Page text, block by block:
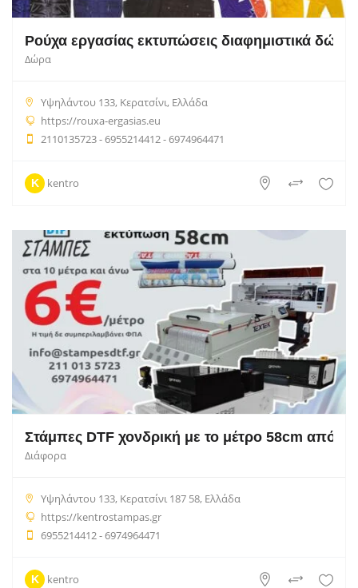
Ρούχα εργασίας εκτυπώσεις διαφημιστικά
Δώρα
Υψηλάντου 133, Κερατσίνι, Ελλάδα
https://rouxa-ergasias.eu
2110135723 - 6955214412 - 6974964471
K kentro
Στάμπες DTF χονδρική με το μέτρο 58cm από
Διάφορα
Υψηλάντου 133, Κερατσίνι 187 58, Ελλάδα
https://kentrostampas.gr
6955214412 - 6974964471
K kentro